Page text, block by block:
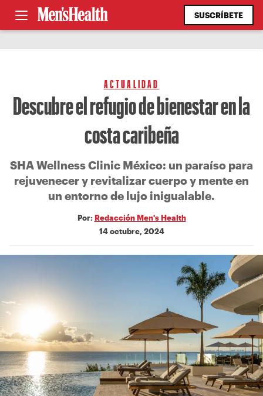
SUSCRÍBETE
ACTUALIDAD
Descubre el refugio de bienestar en la
costa caribeña
SHA Wellness Clinic México: un paraíso para
rejuvenecer y revitalizar cuerpo y mente en
un entorno de lujo inigualable.
Por: Redacción Men's Health
14 octubre, 2024